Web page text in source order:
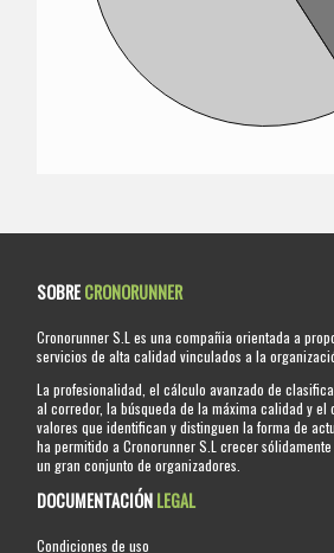
SOBRECRONORUNNER
Cronorunner S.L es una compañia orientada a
servicios de alta calidad vinculados a la
La profesionalidad, el cálculo avanzado de
al corredor, la búsqueda de la máxima calidad y el
valores que identifican y distinguen la forma de
ha permitido a Cronorunner S.L crecer
un gran conjunto de organizadores.
DOCUMENTACIÓNLEGAL
Condiciones de uso